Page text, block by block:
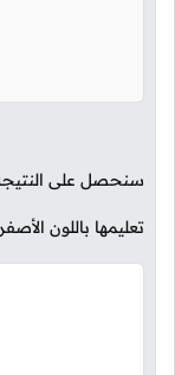
سنحصل على
تعليمها باللون